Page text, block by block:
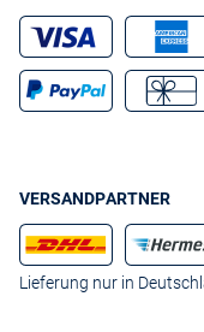
VERSANDPARTNER
Lieferung nur in